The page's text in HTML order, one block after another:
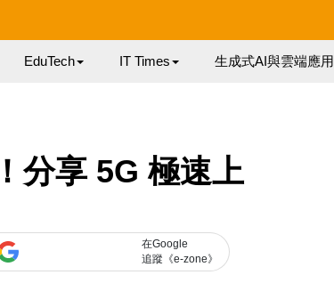
EduTech IT Times 生成式AI與雲端應用
分享 5G 極速上
在Google
追蹤《e-zone》